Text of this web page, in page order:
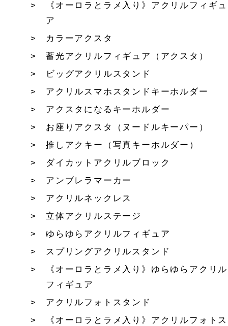
《オーロラとラメ入り》アクリルフィギュ
ア
カラーアクスタ
蓄光アクリルフィギュア（アクスタ）
ビッグアクリルスタンド
アクリルスマホスタンドキーホルダー
アクスタになるキーホルダー
お座りアクスタ（ヌードルキーパー）
推しアクキー（写真キーホルダー）
ダイカットアクリルブロック
アンブレラマーカー
アクリルネックレス
立体アクリルステージ
ゆらゆらアクリルフィギュア
スプリングアクリルスタンド
《オーロラとラメ入り》ゆらゆらアクリル
フィギュア
アクリルフォトスタンド
《オーロラとラメ入り》アクリルフォトス